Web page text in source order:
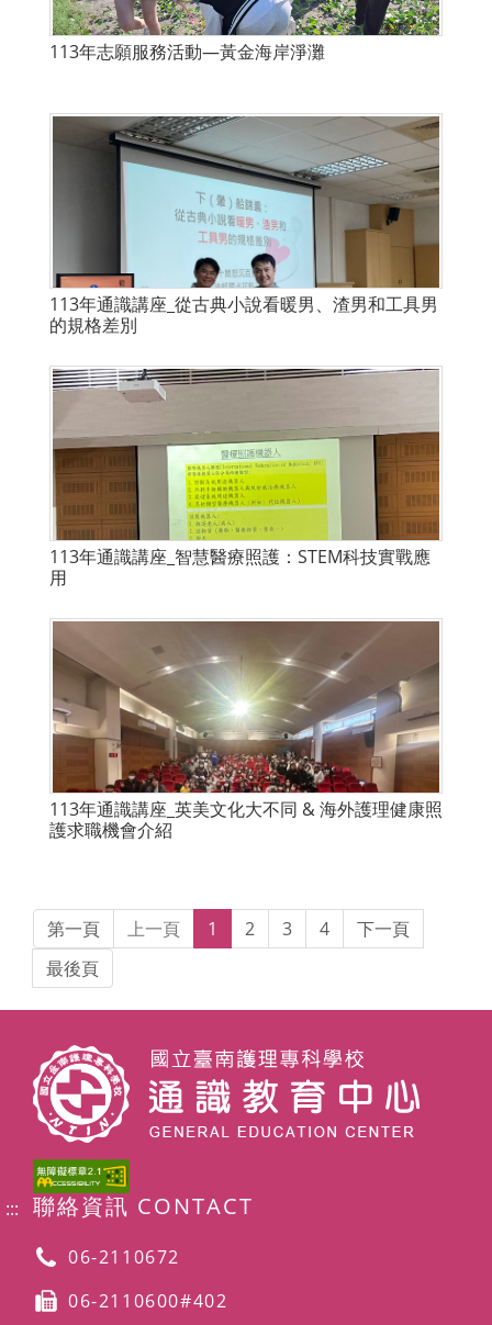
113年志願服務活動—黃金海岸淨灘
113年通識講座_從古典小說看暖男、渣男和工具男
的規格差別
113年通識講座_智慧醫療照護：STEM科技實戰應
用
113年通識講座_英美文化大不同 & 海外護理健康照
護求職機會介紹
第一頁 上一頁 1 2 3 4
下一頁
最後頁
::: 聯絡資訊 CONTACT
06-2110672
06-2110600#402